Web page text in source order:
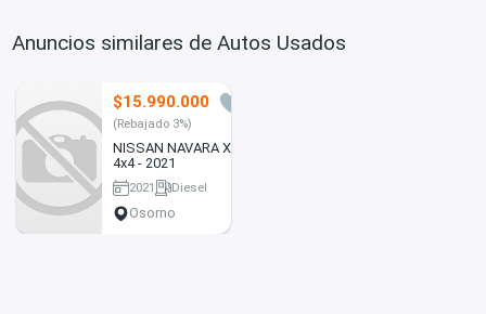
Anuncios similares de Autos Usados
$15.990.000
(Rebajado 3%)
NISSAN NAVARA XE -
4x4 - 2021
2021
Diesel
Osorno